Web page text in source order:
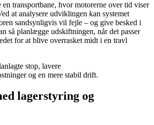
transportbane, hvor motorerne over tid viser
at analysere udviklingen kan systemet
sandsynligvis vil fejle – og give besked i
så planlægge udskiftningen, når det passer
for at blive overrasket midt i en travl
stop, lavere
og en mere stabil drift.
lagerstyring og